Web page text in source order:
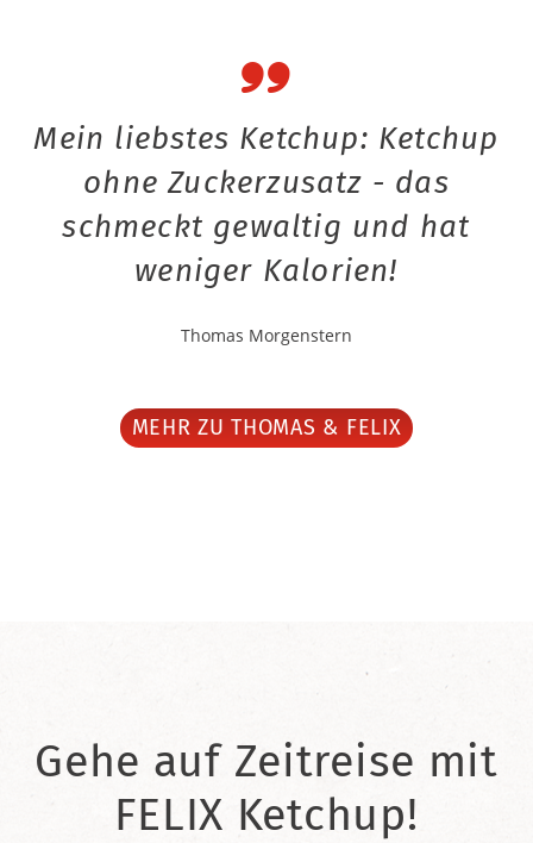
Mein liebstes Ketchup: Ketchup
ohne Zuckerzusatz - das
schmeckt gewaltig und hat
weniger Kalorien!
Thomas Morgenstern
MEHR ZU THOMAS & FELIX
Gehe auf Zeitreise mit
FELIX Ketchup!